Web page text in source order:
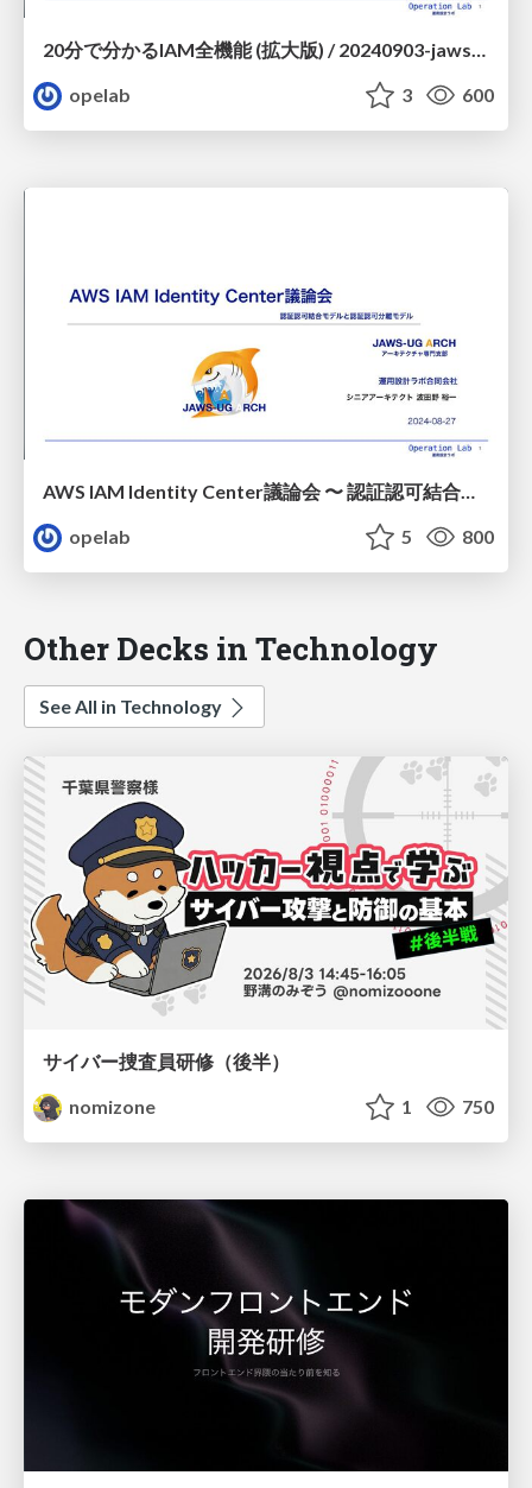
20分で分かるIAM全機能 (拡大版) / 20240903-jawsug-yokohama-iam
opelab
3 600
AWS IAM Identity Center議論会 〜 認証認可結合モデルと認証認可分離モデル / 20240827-jawsug-arch-iam_identity_center
opelab
5 800
Other Decks in Technology
See All in Technology
サイバー捜査員研修（後半）
nomizone
1 750